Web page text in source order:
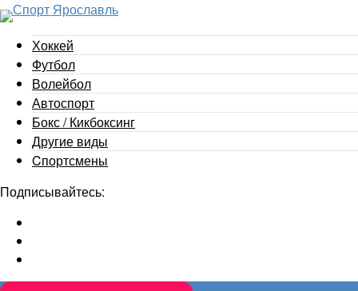
Хоккей
Футбол
Волейбол
Автоспорт
Бокс / Кикбоксинг
Другие виды
Cпортсмены
Подписывайтесь: